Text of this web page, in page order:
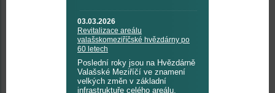
03.03.2026
Revitalizace areálu
valašskomeziříčské hvězdárny po
60 letech
Poslední roky jsou na Hvězdárně
Valašské Meziříčí ve znamení
velkých změn v základní
infrastruktuře celého areálu.